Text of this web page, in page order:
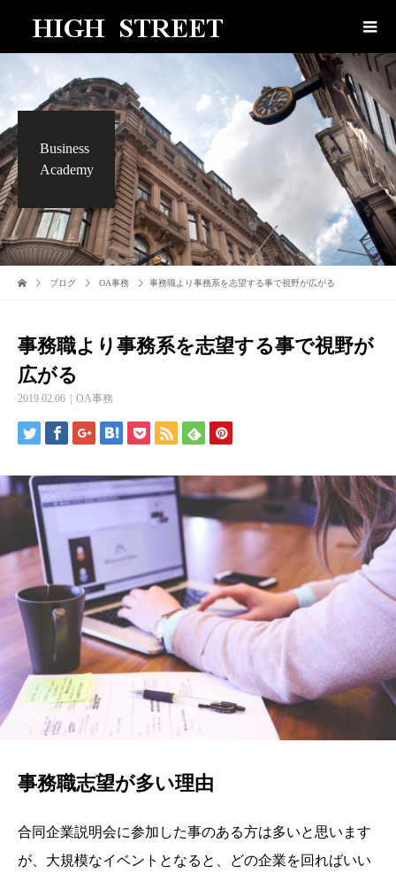
Business
Academy
ブログ OA事務 事務職より事務系を志望する事で視野が広がる
事務職より事務系を志望する事で視野が
広がる
2019.02.06 OA事務
事務職志望が多い理由
合同企業説明会に参加した事のある方は多いと思います
が、大規模なイベントとなると、どの企業を回ればいい